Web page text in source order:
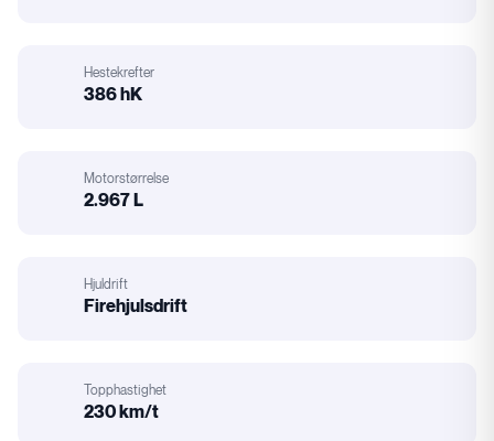
Hestekrefter
386 hK
Motorstørrelse
2.967 L
Hjuldrift
Firehjulsdrift
Topphastighet
230 km/t